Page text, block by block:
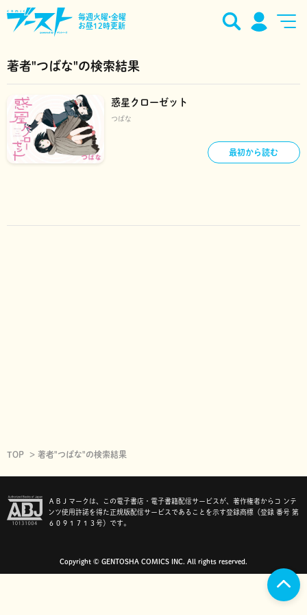
毎週火曜•金曜
お昼12時更新
著者"つばな"の検索結果
惑星クローゼット
つばな
最初から読む
TOP 著者"つばな"の検索結果
ＡＢＪマークは、この電子書店・電子書籍配信サービスが、著作権者からコ ンテ
ンツ使用許諾を得た正規版配信サービスであることを示す登録商標（登録 番号 第
６０９１７１３号）です。
Copyright © GENTOSHA COMICS INC. All rights reserved.